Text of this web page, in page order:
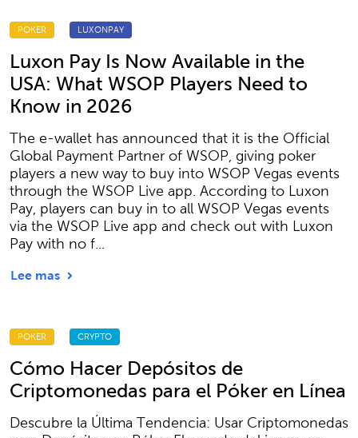
POKER LUXONPAY
Luxon Pay Is Now Available in the
USA: What WSOP Players Need to
Know in 2026
The e-wallet has announced that it is the Official
Global Payment Partner of WSOP, giving poker
players a new way to buy into WSOP Vegas events
through the WSOP Live app. According to Luxon
Pay, players can buy in to all WSOP Vegas events
via the WSOP Live app and check out with Luxon
Pay with no f...
Lee mas
POKER CRYPTO
Cómo Hacer Depósitos de
Criptomonedas para el Póker en Línea
Descubre la Última Tendencia: Usar Criptomonedas